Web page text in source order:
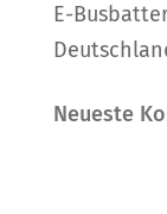
E-
Neueste